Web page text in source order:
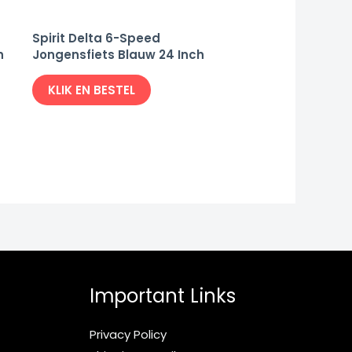
Spirit Delta 6-Speed
Jongensfiets Blauw 24 Inch
KLIK EN BESTEL
Important Links
Privacy Policy